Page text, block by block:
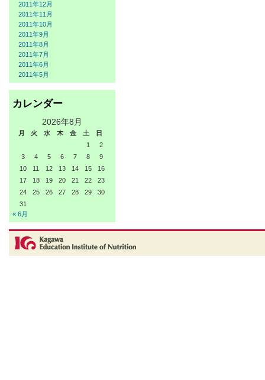
2011年12月
2011年11月
2011年10月
2011年9月
2011年8月
2011年7月
2011年6月
2011年5月
カレンダー
2026年8月
月 火 水 木 金 土
日
1
2
3
4 5 6 7 8
9
10
11 12 13 14 15
16
17
18 19 20 21 22
23
24
25 26 27 28 29
30
31
« 6月